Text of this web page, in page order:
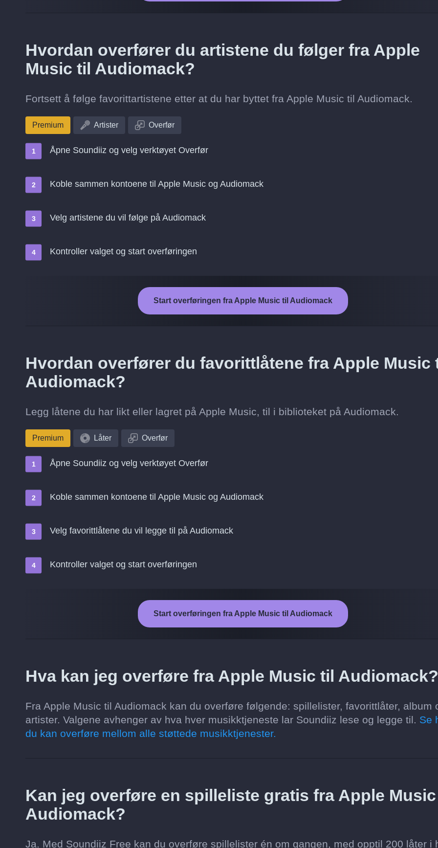
Hvordan overfører du artistene du følger fra Apple
Music til Audiomack?
Fortsett å følge favorittartistene etter at du har byttet fra Apple Music til Audiomack.
Premium Artister Overfør
Åpne Soundiiz og velg verktøyet Overfør
Koble sammen kontoene til Apple Music og Audiomack
Velg artistene du vil følge på Audiomack
Kontroller valget og start overføringen
Start overføringen fra Apple Music til Audiomack
Hvordan overfører du favorittlåtene fra Apple Music
Audiomack?
Legg låtene du har likt eller lagret på Apple Music, til i biblioteket på Audiomack.
Premium Låter Overfør
Åpne Soundiiz og velg verktøyet Overfør
Koble sammen kontoene til Apple Music og Audiomack
Velg favorittlåtene du vil legge til på Audiomack
Kontroller valget og start overføringen
Start overføringen fra Apple Music til Audiomack
Hva kan jeg overføre fra Apple Music til Audiomack?
Fra Apple Music til Audiomack kan du overføre følgende: spillelister, favorittlåter, album
artister. Valgene avhenger av hva hver musikktjeneste lar Soundiiz lese og legge til. Se
du kan overføre mellom alle støttede musikktjenester.
Kan jeg overføre en spilleliste gratis fra Apple
Audiomack?
Ja. Med Soundiiz Free kan du overføre spillelister én om gangen, med opptil 200 låter i